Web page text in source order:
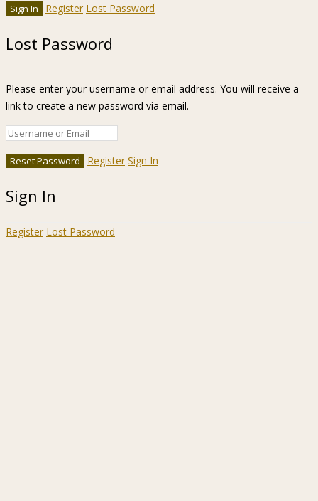
Register Lost Password
Lost Password
Please enter your username or email address. You will receive a
link to create a new password via email.
Register Sign In
Sign In
Register Lost Password